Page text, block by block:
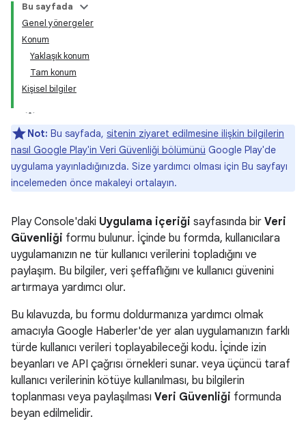
Bu sayfada
Genel yönergeler
Konum
Yaklaşık konum
Tam konum
Kişisel bilgiler
Not: Bu sayfada, sitenin ziyaret edilmesine ilişkin bilgilerin
nasıl Google Play'in Veri Güvenliği bölümünü Google Play'de
uygulama yayınladığınızda. Size yardımcı olması için Bu sayfayı
incelemeden önce makaleyi ortalayın.
Play Console'daki Uygulama içeriği sayfasında bir Veri
Güvenliği formu bulunur. İçinde bu formda, kullanıcılara
uygulamanızın ne tür kullanıcı verilerini topladığını ve
paylaşım. Bu bilgiler, veri şeffaflığını ve kullanıcı güvenini
artırmaya yardımcı olur.
Bu kılavuzda, bu formu doldurmanıza yardımcı olmak
amacıyla Google Haberler'de yer alan uygulamanızın farklı
türde kullanıcı verileri toplayabileceği kodu. İçinde izin
beyanları ve API çağrısı örnekleri sunar. veya üçüncü taraf
kullanıcı verilerinin kötüye kullanılması, bu bilgilerin
toplanması veya paylaşılması Veri Güvenliği formunda
beyan edilmelidir.